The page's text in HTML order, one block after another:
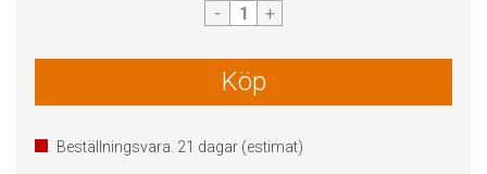
- +
Köp
Beställningsvara. 21 dagar (estimat)